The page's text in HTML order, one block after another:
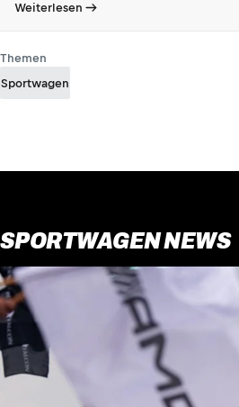
Weiterlesen
Themen
Sportwagen
SPORTWAGEN NEWS